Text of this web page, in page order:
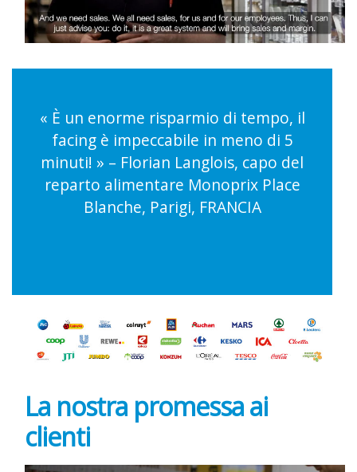
« È un enorme risparmio di tempo, il
facing è impeccabile in meno di 5
minuti! » – Florian Langlois, capo del
reparto alimentare Monoprix Place
Blanche, Parigi, FRANCIA
La nostra promessa ai
clienti